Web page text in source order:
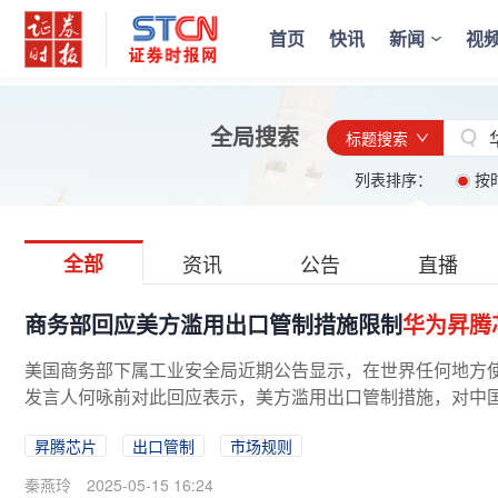
首页 快讯 新闻 视
全局搜索
标题搜索
列表排序：
按
全部 资讯 公告 直播
商务部回应美方滥用出口管制措施限制华为昇腾
美国商务部下属工业安全局近期公告显示，在世界任何地方
发言人何咏前对此回应表示，美方滥用出口管制措施，对
昇腾芯片 出口管制
市场规则
秦燕玲
2025-05-15 16:24